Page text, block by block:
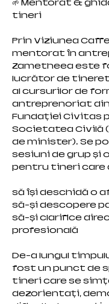
🌱 Mentorat &
tineri
Prin Viziunea
mentorat în
Zametheea este
lucrător de
al cursurilor de
antreprenoriat
Fundației Civitas
Societatea Civilă
de minister). Se
sesiuni de grup și
pentru tineri care
să își deschidă o
să-și descopere
să-și clarifice
profesională
De-a lungul
fost un punct de
tineri care se
dezorientați,